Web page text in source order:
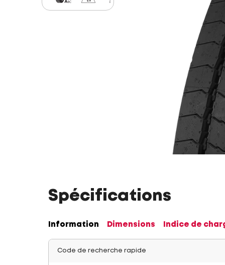
Spécifications
Information Dimensions Indice de
Code de recherche rapide